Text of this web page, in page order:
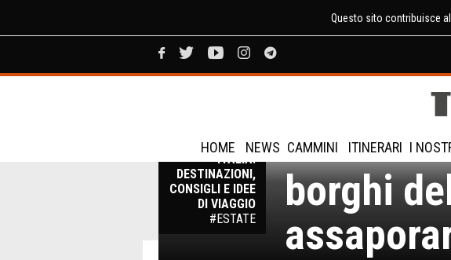
Questo sito contribuisce
HOME NEWS CAMMINI ITINERARI I
VIAGGI IN
ITALIA:
DESTINAZIONI,
CONSIGLI E IDEE
DI VIAGGIO
#ESTATE
Valle
borghi